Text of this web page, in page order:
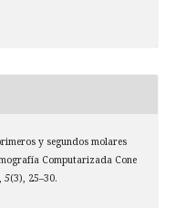
y segundos molares
Computarizada Cone
5(3), 25–30.